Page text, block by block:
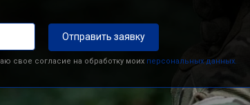
Отправить заявку
свое согласие на обработку моих персональных данных.